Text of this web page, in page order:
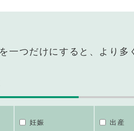
一つだけにすると、より多
妊娠 出産